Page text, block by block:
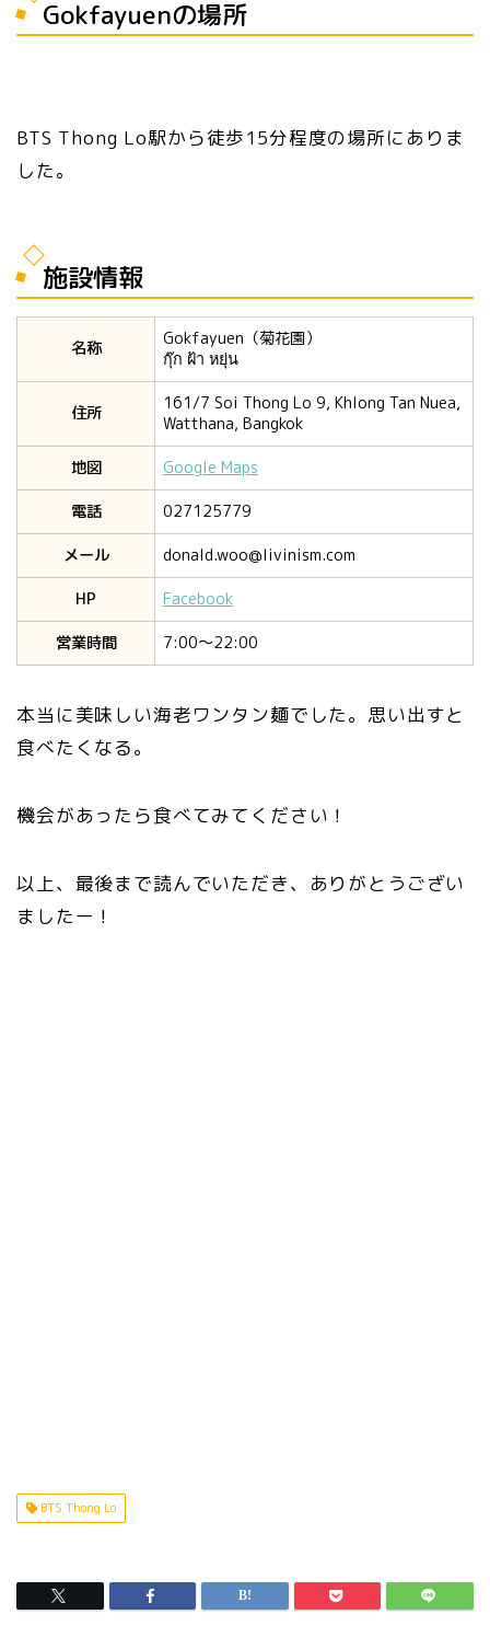
Gokfayuenの場所
BTS Thong Lo駅から徒歩15分程度の場所にありま
した。
施設情報
名称
Gokfayuen（菊花園）
กุ๊ก ฝ้า หยุ่น
住所
161/7 Soi Thong Lo 9, Khlong Tan Nuea,
Watthana, Bangkok
地図
Google Maps
電話
027125779
メール
donald.woo@livinism.com
HP
Facebook
営業時間
7:00〜22:00
本当に美味しい海老ワンタン麺でした。思い出すと
食べたくなる。
機会があったら食べてみてください！
以上、最後まで読んでいただき、ありがとうござい
ましたー！
BTS Thong Lo